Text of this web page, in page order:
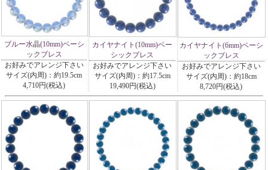
ブルー水晶(10mm)ベーシ
ックブレス
お好みでアレンジ下さい
サイズ(内周)：約19.5cm
4,710円(税込)
カイヤナイト(10mm)ベー
シックブレス
お好みでアレンジ下さい
サイズ(内周)：約17.5cm
19,490円(税込)
カイヤナイト(6mm)ベーシ
ックブレス
お好みでアレンジ下さい
サイズ(内周)：約18cm
8,720円(税込)